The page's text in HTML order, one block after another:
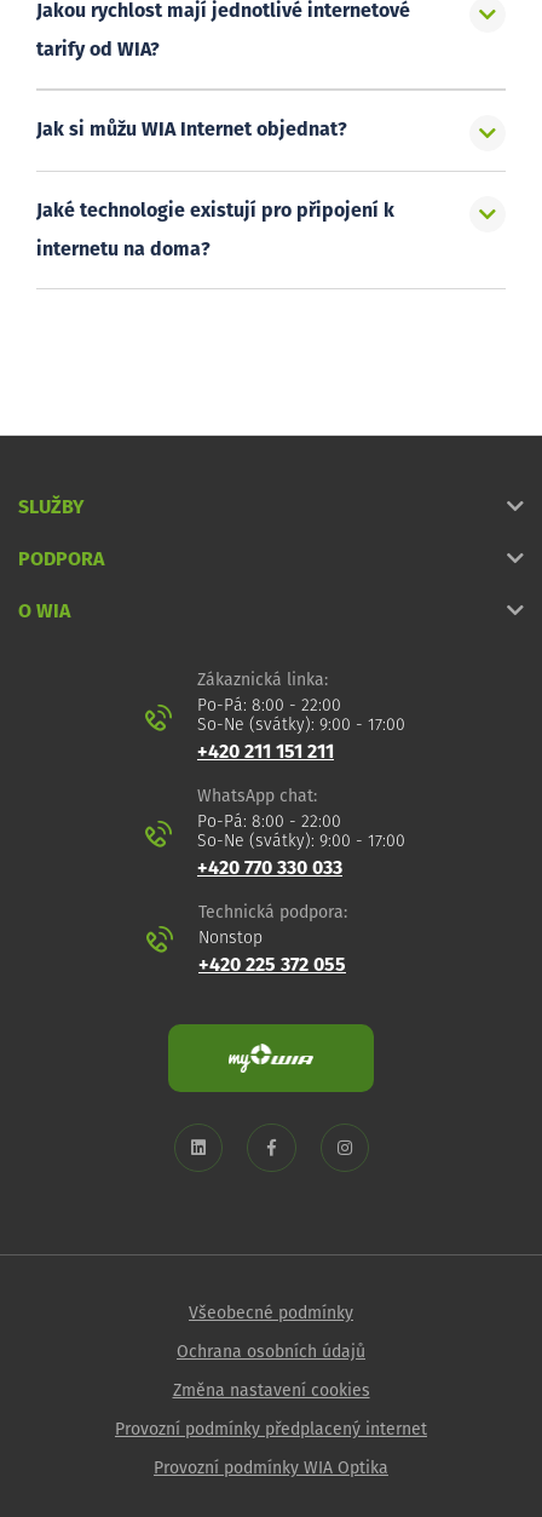
Jakou rychlost mají jednotlivé internetové
tarify od WIA?
Jak si můžu WIA Internet objednat?
Jaké technologie existují pro připojení k
internetu na doma?
SLUŽBY
PODPORA
O WIA
Zákaznická linka:
Po-Pá: 8:00 - 22:00
So-Ne (svátky): 9:00 - 17:00
+420 211 151 211
WhatsApp chat:
Po-Pá: 8:00 - 22:00
So-Ne (svátky): 9:00 - 17:00
+420 770 330 033
Technická podpora:
Nonstop
+420 225 372 055
Všeobecné podmínky
Ochrana osobních údajů
Změna nastavení cookies
Provozní podmínky předplacený internet
Provozní podmínky WIA Optika